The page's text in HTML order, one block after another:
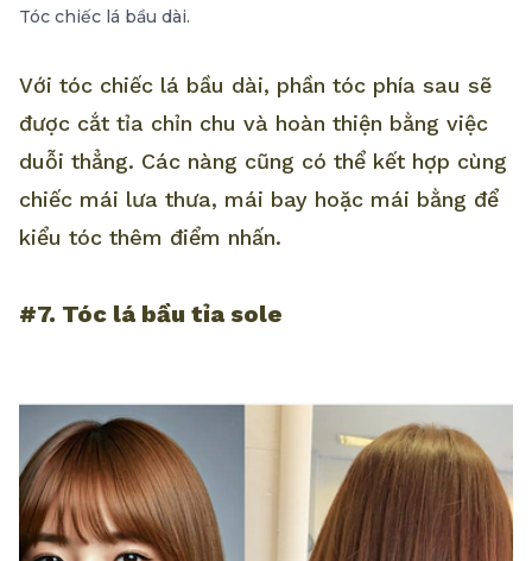
Tóc chiếc lá bầu dài.
Với tóc chiếc lá bầu dài, phần tóc phía sau sẽ
được cắt tỉa chỉn chu và hoàn thiện bằng việc
duỗi thẳng. Các nàng cũng có thể kết hợp cùng
chiếc mái lưa thưa, mái bay hoặc mái bằng để
kiểu tóc thêm điểm nhấn.
#7. Tóc lá bầu tỉa sole